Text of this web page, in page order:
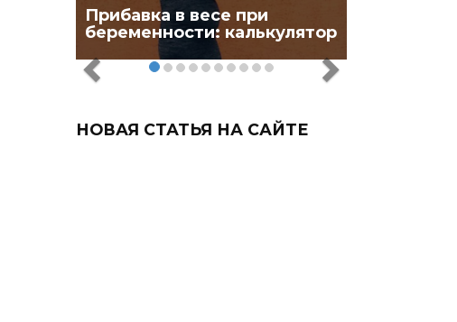
Прибавка в весе при
беременности: калькулятор
НОВАЯ СТАТЬЯ НА САЙТЕ